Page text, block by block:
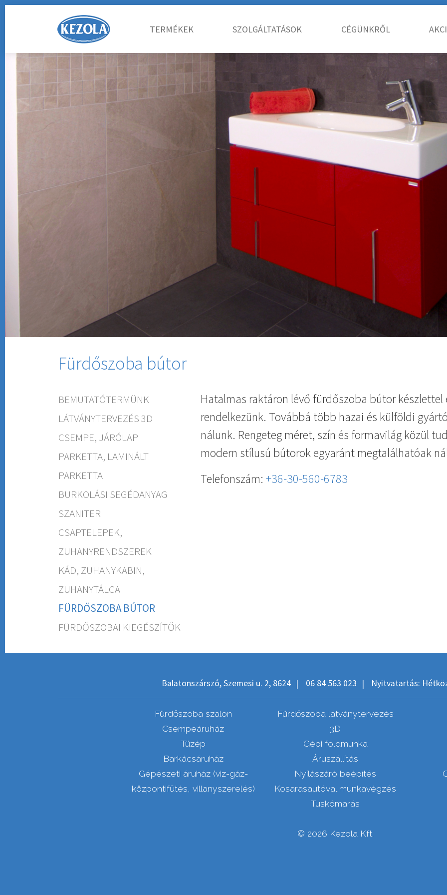
TERMÉKEK SZOLGÁLTATÁSOK CÉGÜNKRŐL
Fürdőszoba bútor
BEMUTATÓTERMÜNK
LÁTVÁNYTERVEZÉS 3D
CSEMPE, JÁRÓLAP
PARKETTA, LAMINÁLT
PARKETTA
BURKOLÁSI SEGÉDANYAG
SZANITER
CSAPTELEPEK,
ZUHANYRENDSZEREK
KÁD, ZUHANYKABIN,
ZUHANYTÁLCA
FÜRDŐSZOBA BÚTOR
FÜRDŐSZOBAI KIEGÉSZÍTŐK
Hatalmas raktáron lévő fürdőszoba bútor
rendelkezünk. Továbbá több hazai és külföldi
nálunk. Rengeteg méret, szín és formavilág közül
modern stílusú bútorok egyaránt megtalálhatóak
Telefonszám: +36-30-560-6783
Balatonszárszó, Szemesi u. 2, 8624 | 06 84 563 023 | Nyitvatartás:
Fürdőszoba szalon
Csempeáruház
Tüzép
Barkácsáruház
Gépészeti áruház (viz-gáz-
központifűtés, villanyszerelés)
Fürdőszoba látványtervezés
3D
Gépi földmunka
Áruszállítás
Nyílászáró beépítés
Kosarasautóval munkavégzés
Tuskómarás
© 2026 Kezola Kft.